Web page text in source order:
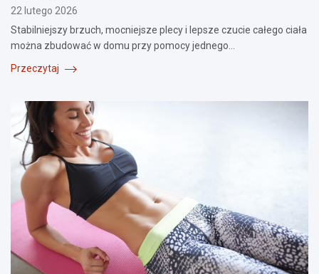
22 lutego 2026
Stabilniejszy brzuch, mocniejsze plecy i lepsze czucie całego ciała
można zbudować w domu przy pomocy jednego…
Przeczytaj